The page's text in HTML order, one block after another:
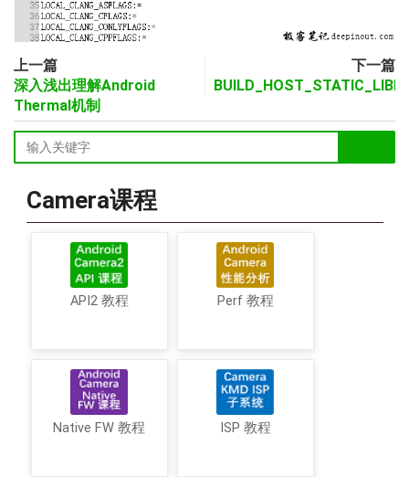
上一篇
深入浅出理解Android
Thermal机制
下一篇
Camera课程
API2 教程 Perf 教程
Native FW 教程 ISP 教程